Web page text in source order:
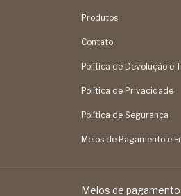
Produtos
Contato
Política de Devolução e
Política de Privacidade
Política de Segurança
Meios de Pagamento e
Meios de pagamento